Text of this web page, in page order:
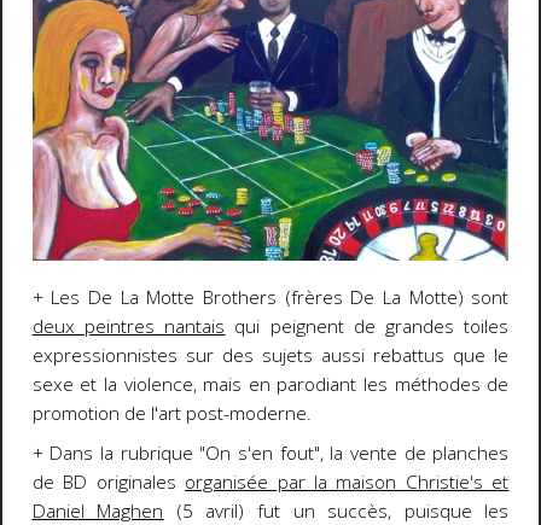
+ Les De La Motte Brothers (frères De La Motte) sont
deux peintres nantais qui peignent de grandes toiles
expressionnistes sur des sujets aussi rebattus que le
sexe et la violence, mais en parodiant les méthodes de
promotion de l'art post-moderne.
+ Dans la rubrique "On s'en fout", la vente de planches
de BD originales organisée par la maison Christie's et
Daniel Maghen (5 avril) fut un succès, puisque les